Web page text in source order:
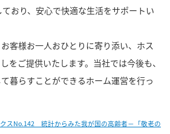
おり、安心で快適な生活をサポートい
お客様お一人おひとりに寄り添い、ホス
をご提供いたします。当社では今後も、
暮らすことができるホーム運営を行っ
スNo.142 統計からみた我が国の高齢者－「敬老の